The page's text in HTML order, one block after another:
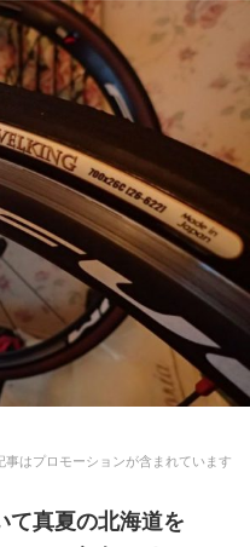
事はプロモーションが含まれています
て真夏の北海道を